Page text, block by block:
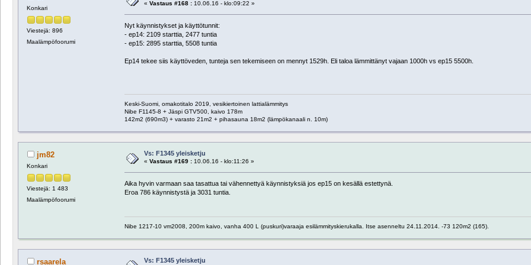
Konkari
Viestejä: 896
Maalämpöfoorumi
« Vastaus #168 :10.06.16 - klo:09:22 »
Nyt käynnistykset ja käyttötunnit:
- ep14: 2109 starttia, 2477 tuntia
- ep15: 2895 starttia, 5508 tuntia
Ep14 tekee siis käyttöveden, tunteja sen tekemiseen on mennyt 1529h. Eli taloa lämmittänyt vajaan 1000h vs ep15 5500h.
Keski-Suomi, omakotitalo 2019, vesikiertoinen lattialämmitys
Nibe F1145-8 + Jäspi GTV500, kaivo 178m
142m2 (690m3) + varasto 21m2 + pihasauna 18m2 (lämpökanaali n. 10m)
jm82
Konkari
Viestejä: 1 483
Maalämpöfoorumi
Vs: F1345 yleisketju
« Vastaus #169 :10.06.16 - klo:11:26 »
Aika hyvin varmaan saa tasattua tai vähennettyä käynnistyksiä jos ep15 on kesällä estettynä.
Eroa 786 käynnistystä ja 3031 tuntia.
Nibe 1217-10 vm2008, 200m kaivo, vanha 400 L (puskuri)varaaja esilämmityskierukalla. Itse asenneltu 24.11.2014. -73 120m2 (165).
rsaarela Vs: F1345 yleisketju